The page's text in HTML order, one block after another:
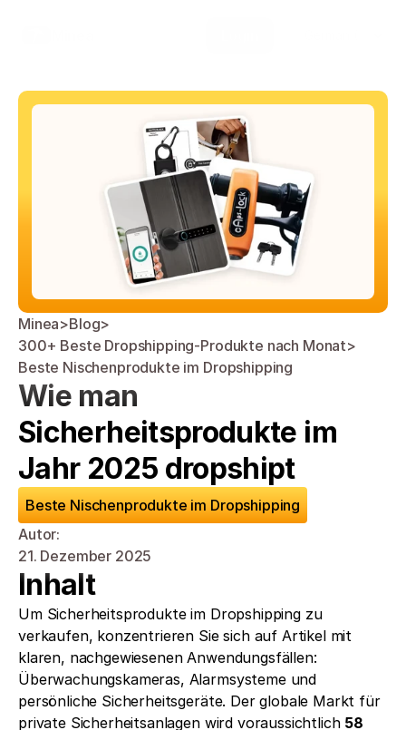
Minea>Blog>
300+ Beste Dropshipping-Produkte nach Monat>
Beste Nischenprodukte im Dropshipping
Wie man
Sicherheitsprodukte im
Jahr 2025 dropshipt
Beste Nischenprodukte im Dropshipping
Autor:
21. Dezember 2025
Inhalt
Um Sicherheitsprodukte im Dropshipping zu
verkaufen, konzentrieren Sie sich auf Artikel mit
klaren, nachgewiesenen Anwendungsfällen:
Überwachungskameras, Alarmsysteme und
persönliche Sicherheitsgeräte. Der globale Markt für
private Sicherheitsanlagen wird voraussichtlich 58